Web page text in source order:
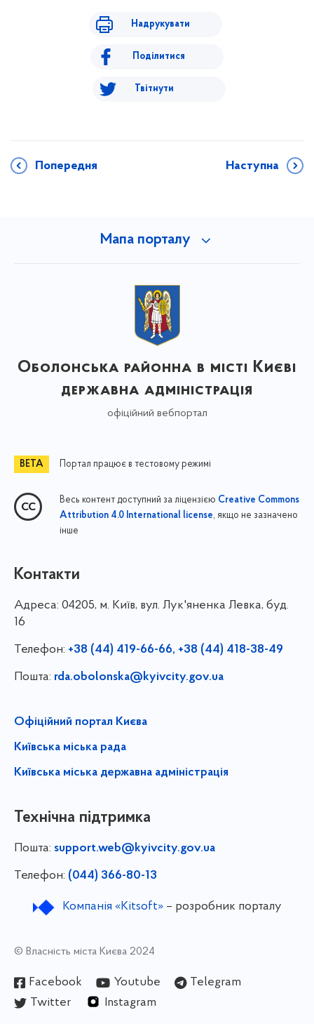
Надрукувати
Поділитися
Твітнути
Попередня Наступна
Мапа порталу
Оболонська районна в місті Києві
державна адміністрація
офіційний вебпортал
Портал працює в тестовому режимі
Весь контент доступний за ліцензією Creative Commons
Attribution 4.0 International license, якщо не зазначено
інше
Контакти
Адреса: 04205, м. Київ, вул. Лук'яненка Левка, буд.
16
Телефон: +38 (44) 419-66-66, +38 (44) 418-38-49
Пошта: rda.obolonska@kyivcity.gov.ua
Офіційний портал Києва
Київська міська рада
Київська міська державна адміністрація
Технічна підтримка
Пошта: support.web@kyivcity.gov.ua
Телефон: (044) 366-80-13
Компанія «Kitsoft»– розробник порталу
© Власність міста Києва 2024
Facebook Youtube
Telegram
Twitter
Instagram